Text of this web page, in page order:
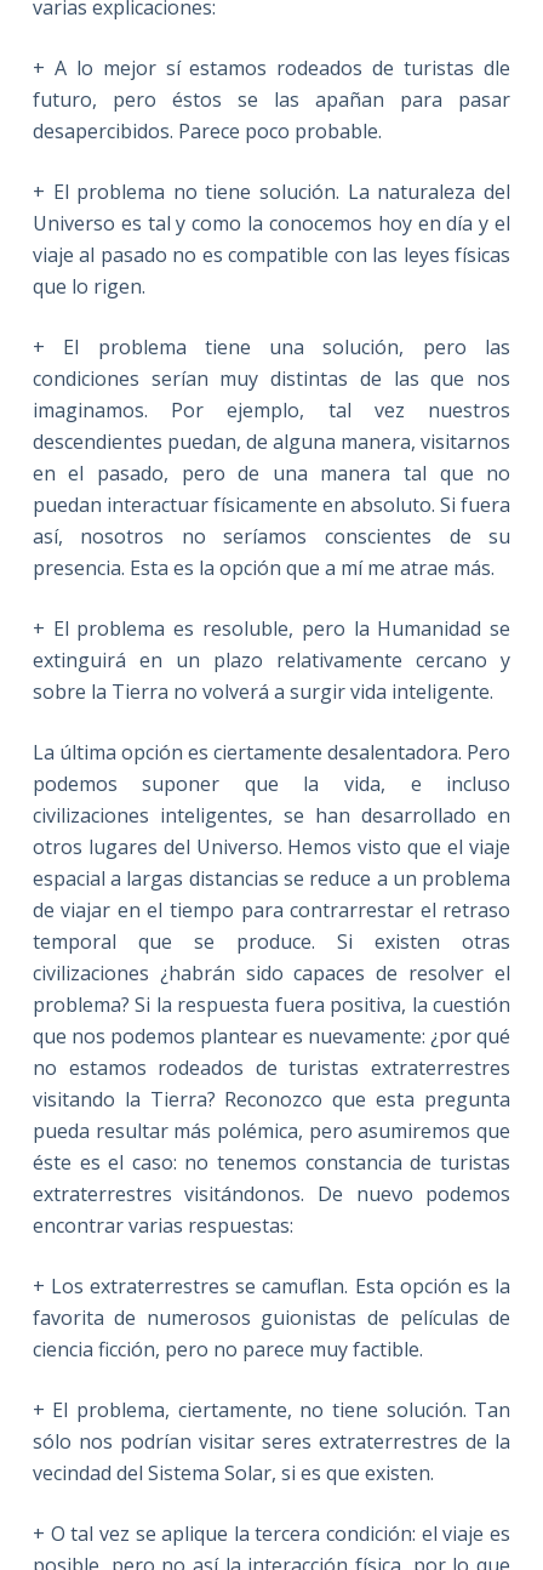
varias explicaciones:
+ A lo mejor sí estamos rodeados de turistas dle
futuro, pero éstos se las apañan para pasar
desapercibidos. Parece poco probable.
+ El problema no tiene solución. La naturaleza del
Universo es tal y como la conocemos hoy en día y el
viaje al pasado no es compatible con las leyes físicas
que lo rigen.
+ El problema tiene una solución, pero las
condiciones serían muy distintas de las que nos
imaginamos. Por ejemplo, tal vez nuestros
descendientes puedan, de alguna manera, visitarnos
en el pasado, pero de una manera tal que no
puedan interactuar físicamente en absoluto. Si fuera
así, nosotros no seríamos conscientes de su
presencia. Esta es la opción que a mí me atrae más.
+ El problema es resoluble, pero la Humanidad se
extinguirá en un plazo relativamente cercano y
sobre la Tierra no volverá a surgir vida inteligente.
La última opción es ciertamente desalentadora. Pero
podemos suponer que la vida, e incluso
civilizaciones inteligentes, se han desarrollado en
otros lugares del Universo. Hemos visto que el viaje
espacial a largas distancias se reduce a un problema
de viajar en el tiempo para contrarrestar el retraso
temporal que se produce. Si existen otras
civilizaciones ¿habrán sido capaces de resolver el
problema? Si la respuesta fuera positiva, la cuestión
que nos podemos plantear es nuevamente: ¿por qué
no estamos rodeados de turistas extraterrestres
visitando la Tierra? Reconozco que esta pregunta
pueda resultar más polémica, pero asumiremos que
éste es el caso: no tenemos constancia de turistas
extraterrestres visitándonos. De nuevo podemos
encontrar varias respuestas:
+ Los extraterrestres se camuflan. Esta opción es la
favorita de numerosos guionistas de películas de
ciencia ficción, pero no parece muy factible.
+ El problema, ciertamente, no tiene solución. Tan
sólo nos podrían visitar seres extraterrestres de la
vecindad del Sistema Solar, si es que existen.
+ O tal vez se aplique la tercera condición: el viaje es